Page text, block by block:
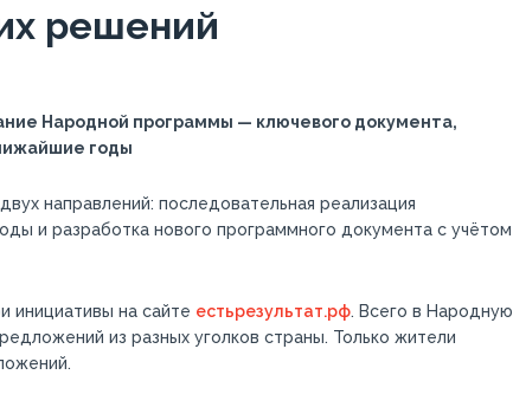
решений
Народной программы — ключевого документа,
годы
направлений: последовательная реализация
и разработка нового программного документа с учётом
инициативы на сайте естьрезультат.рф. Всего в Народную
из разных уголков страны. Только жители